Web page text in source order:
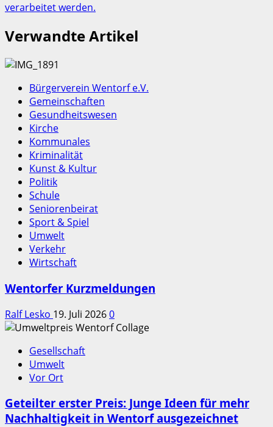
verarbeitet werden.
Verwandte Artikel
Bürgerverein Wentorf e.V.
Gemeinschaften
Gesundheitswesen
Kirche
Kommunales
Kriminalität
Kunst & Kultur
Politik
Schule
Seniorenbeirat
Sport & Spiel
Umwelt
Verkehr
Wirtschaft
Wentorfer Kurzmeldungen
Ralf Lesko 19. Juli 20260
Gesellschaft
Umwelt
Vor Ort
Geteilter erster Preis: Junge Ideen für mehr
Nachhaltigkeit in Wentorf ausgezeichnet